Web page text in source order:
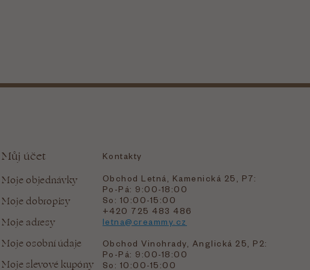
Můj účet
Moje objednávky
Moje dobropisy
Moje adresy
Moje osobní údaje
Moje slevové kupóny
Kontakty
Obchod Letná, Kamenická 25, P7:
Po-Pá: 9:00-18:00
So: 10:00-15:00
+420 725 483 486
letna@creammy.cz
Obchod Vinohrady, Anglická 25, P2:
Po-Pá: 9:00-18:00
So: 10:00-15:00